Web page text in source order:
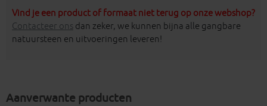
Vind je een product of formaat niet terug op onze webshop?
Contacteer ons dan zeker, we kunnen bijna alle gangbare
natuursteen en uitvoeringen leveren!
Aanverwante producten